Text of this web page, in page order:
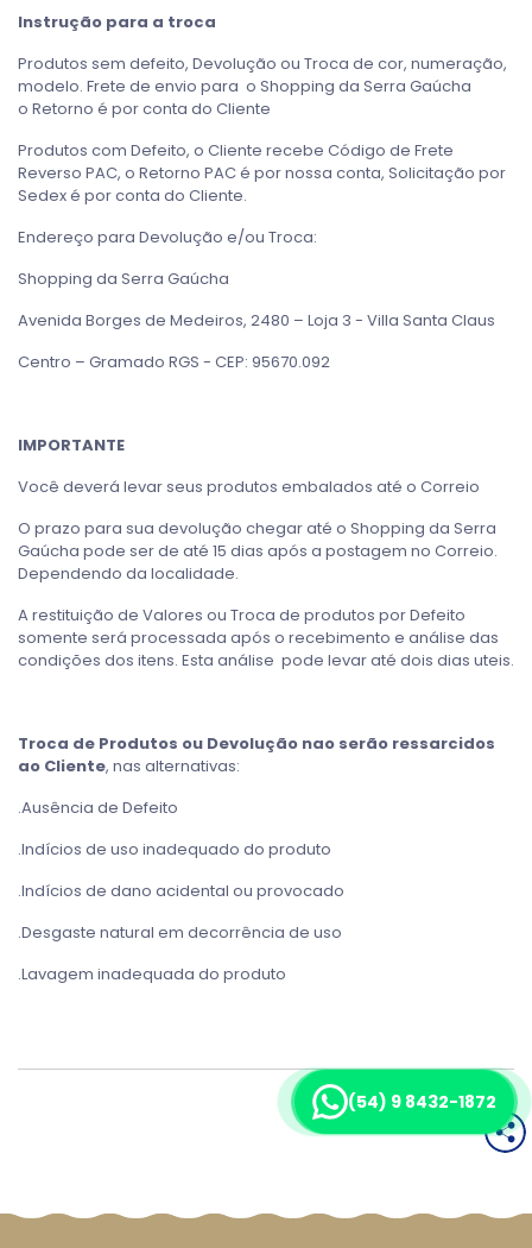
(54) 9 8432-1872
Instrução para a troca
Produtos sem defeito, Devolução ou Troca de cor, numeração,
modelo. Frete de envio para o Shopping da Serra Gaúcha
o Retorno é por conta do Cliente
Produtos com Defeito, o Cliente recebe Código de Frete
Reverso PAC, o Retorno PAC é por nossa conta, Solicitação por
Sedex é por conta do Cliente.
Endereço para Devolução e/ou Troca:
Shopping da Serra Gaúcha
Avenida Borges de Medeiros, 2480 – Loja 3 - Villa Santa Claus
Centro – Gramado RGS - CEP: 95670.092
IMPORTANTE
Você deverá levar seus produtos embalados até o Correio
O prazo para sua devolução chegar até o Shopping da Serra
Gaúcha pode ser de até 15 dias após a postagem no Correio.
Dependendo da localidade.
A restituição de Valores ou Troca de produtos por Defeito
somente será processada após o recebimento e análise das
condições dos itens. Esta análise pode levar até dois dias uteis.
Troca de Produtos ou Devolução nao serão ressarcidos
ao Cliente, nas alternativas:
.Ausência de Defeito
.Indícios de uso inadequado do produto
.Indícios de dano acidental ou provocado
.Desgaste natural em decorrência de uso
.Lavagem inadequada do produto
Compartilhar página: